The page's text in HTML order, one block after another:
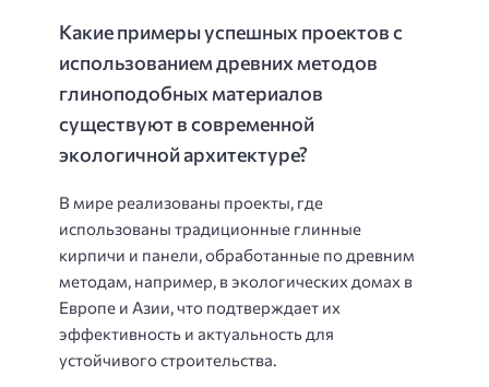
Какие примеры успешных проектов с
использованием древних методов
глиноподобных материалов
существуют в современной
экологичной архитектуре?
В мире реализованы проекты, где
использованы традиционные глинные
кирпичи и панели, обработанные по древним
методам, например, в экологических домах в
Европе и Азии, что подтверждает их
эффективность и актуальность для
устойчивого строительства.